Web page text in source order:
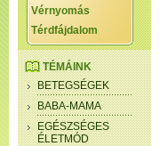
Vérnyomás
Térdfájdalom
TÉMÁINK
BETEGSÉGEK
BABA-MAMA
EGÉSZSÉGES
ÉLETMÓD